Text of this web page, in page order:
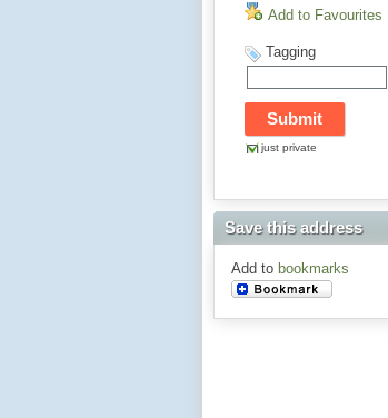
Add to Favourites
Tagging
just private
Save this address
Add to bookmarks